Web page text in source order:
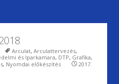
n
Arculat, Arculattervezés,
és Iparkamara, DTP, Grafika,
, Nyomdai előkészítés
2017.